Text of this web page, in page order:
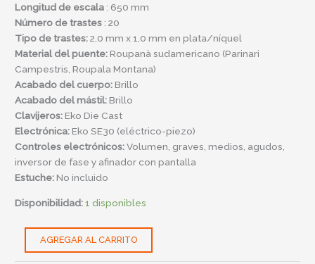
Longitud de escala: 650 mm
Número de trastes: 20
Tipo de trastes:2,0 mm x 1,0 mm en plata/níquel
Material del puente:Roupanà sudamericano (Parinari
Campestris, Roupala Montana)
Acabado del cuerpo:Brillo
Acabado del mástil:Brillo
Clavijeros:Eko Die Cast
Electrónica:Eko SE30 (eléctrico-piezo)
Controles electrónicos:Volumen, graves, medios, agudos,
inversor de fase y afinador con pantalla
Estuche:No incluido
Disponibilidad:1 disponibles
AGREGAR AL CARRITO